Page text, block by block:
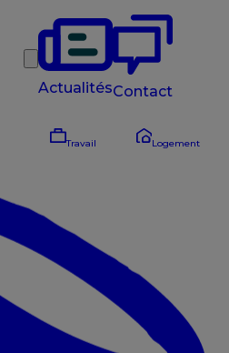
Rechercher
ActualitésContact
Travail Logement